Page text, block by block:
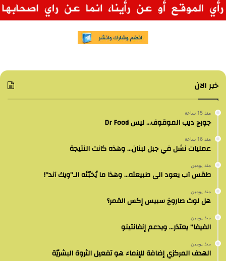
خبر الان
منذ 15 ساعة
جورج ديب الموقوف… ليس Dr Food
منذ 16 ساعة
عمليات نشل في جبل لبنان… وهذه كانت النتيجة
منذ يومين
طقس آب يعود الى طبيعته… وهذا ما يُخبّئه الـ”ويك آند”!
منذ يومين
هل لوث صاروخ سبيس إكس القمر؟
منذ يومين
الفيفا” يعتذر… ويدعم إنفانتينو
منذ يومين
الهدف المركزي إضافة للإنماء هو تفعيل الثروة البشريّة